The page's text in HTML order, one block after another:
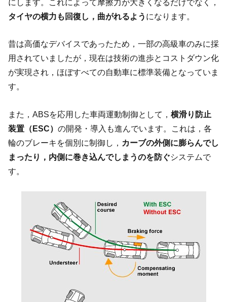
にします。これによって摩擦力が大きくなるだけでなく，
タイヤの横力も回復し，曲がれるよう になります。
昔は高価なデバイスであったため，一部の高級車のみに採
用されていましたが，現在は技術の進歩とコストダウン化
が実現され，ほぼすべての自動車に標準装備となっていま
す。
また，ABSを応用した車両運動制御として， 横滑り防止
装置（ESC） の開発・導入も進んでいます。これは，各
輪のブレーキを個別に制御し， カーブの外側に膨らんでし
まったり，内側に巻き込んでしまうのを防ぐシステムで
す。